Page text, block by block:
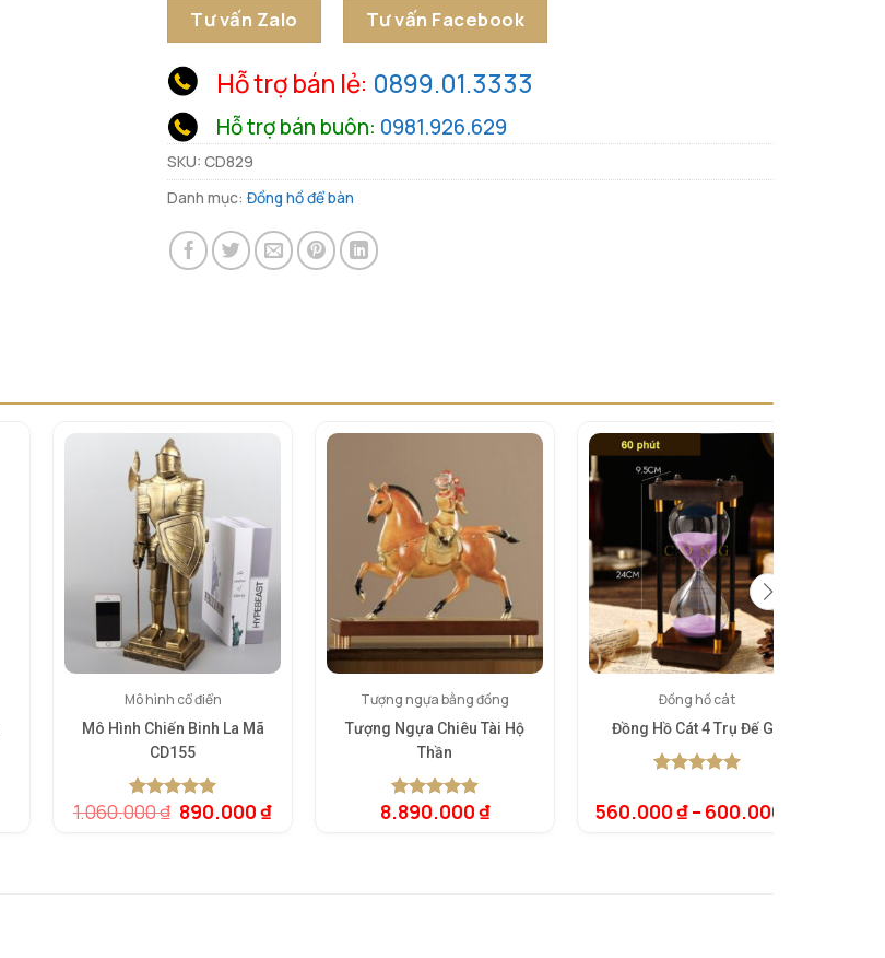
Tư vấn Zalo Tư vấn Facebook
Hỗ trợ bán lẻ: 0899.01.3333
Hỗ trợ bán buôn: 0981.926.629
SKU: CD829
Danh mục: Đồng hồ để bàn
Mô hình cổ điển
Mô Hình Chiến Binh La Mã
CD155
5.00trên 5
1
1.060.000₫ Giá
890.000₫Giá
Tượng ngựa bằng đồng
Tượng Ngựa Chiêu Tài Hộ
Thần
5.00trên 5
1
8.890.000₫
Đồng hồ cát
Đồng Hồ Cát 4 Trụ Đế Gỗ
dựa trên
đánh giá
560.000₫– 600.000